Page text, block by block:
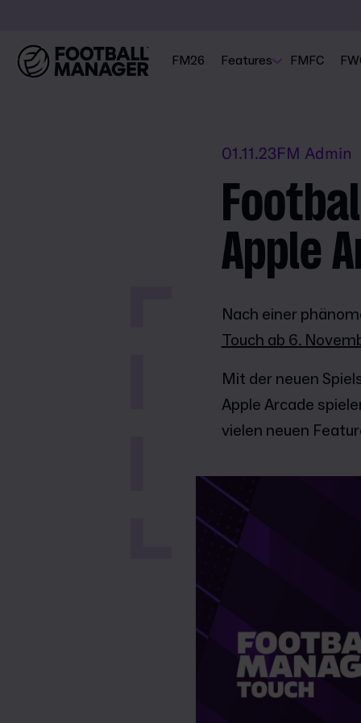
FM26 Features FMFC
01.11.23FM Admin
Apple
Nach einer
Touch ab 6.
Mit der neuen
Apple Arcade
vielen neuen